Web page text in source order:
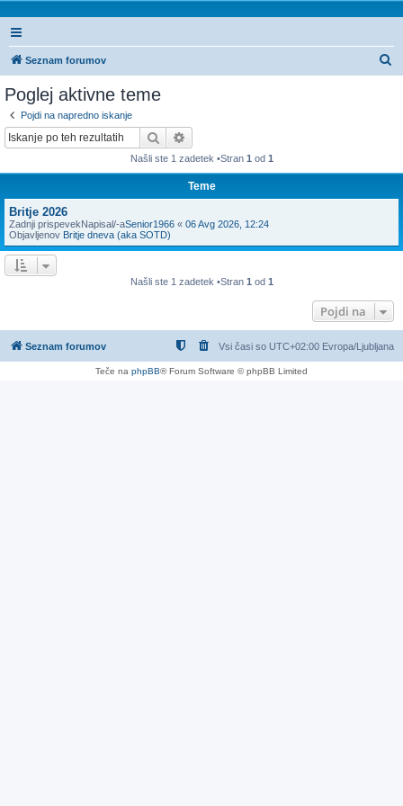
Seznam forumov
Poglej aktivne teme
Pojdi na napredno iskanje
Iskanje
Našli ste 1 zadetek •Stran 1 od 1
Teme
Britje 2026
Zadnji prispevekNapisal/-aSenior1966 « 06 Avg 2026, 12:24
Objavljenov Britje dneva (aka SOTD)
Našli ste 1 zadetek •Stran 1 od 1
Pojdi na
Seznam forumov Vsi časi so UTC+02:00 Evropa/Ljubljana
Teče na phpBB® Forum Software © phpBB Limited